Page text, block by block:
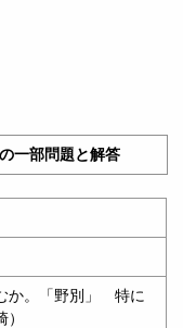
一部問題と解答
か。「野別」 特に